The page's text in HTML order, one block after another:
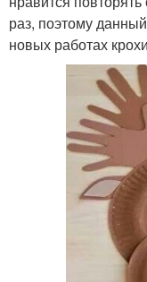
раз, поэтому
новых работах